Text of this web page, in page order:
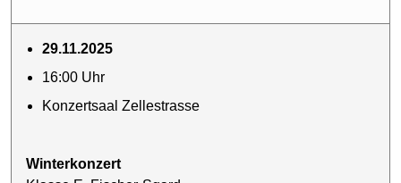
29.11.2025
16:00 Uhr
Konzertsaal Zellestrasse
Winterkonzert